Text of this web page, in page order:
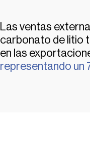
Las ventas
carbonato de litio
en las
representando un